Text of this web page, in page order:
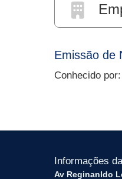
Emissão de
Conhecido
Informações
Av Reginanldo